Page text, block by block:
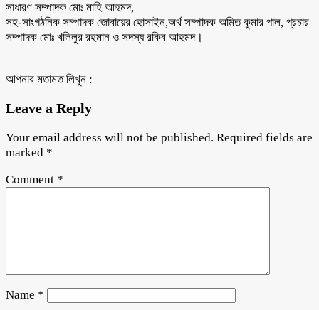
সাধারণ সম্পাদক মোঃ মাহি আহমদ,
সহ-সাংগঠনিক সম্পাদক জোবায়ের হোসাইন,অর্থ সম্পাদক অমিত কুমার পাল, প্রচার
সম্পাদক মোঃ খলিলুর রহমান ও সদস্য রকিব আহমদ।
আপনার মতামত লিখুন :
Leave a Reply
Your email address will not be published. Required fields are
marked *
Comment *
Name *